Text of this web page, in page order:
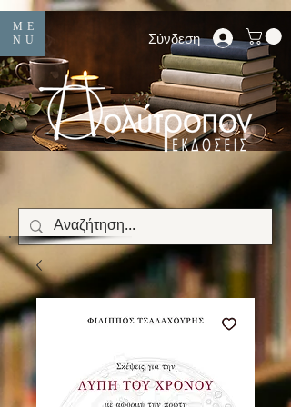
ME
NU
Σύνδεση